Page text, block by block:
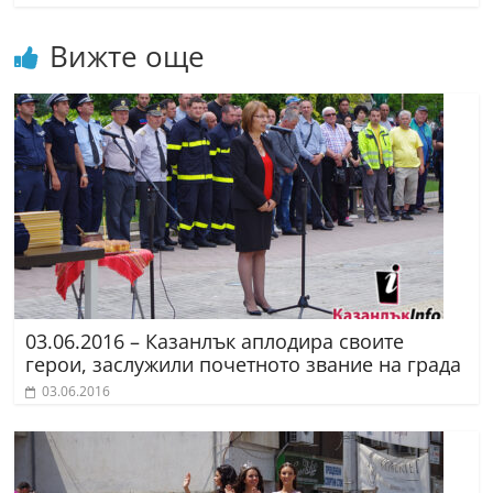
k
b
g
.
i
n
f
o
g
Вижте още
03.06.2016 – Казанлък аплодира своите
герои, заслужили почетното звание на града
03.06.2016